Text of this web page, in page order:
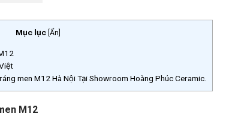
Mục lục Ẩn
men M12 Hà Nội Tại Showroom Hoàng Phúc Ceramic.
M12